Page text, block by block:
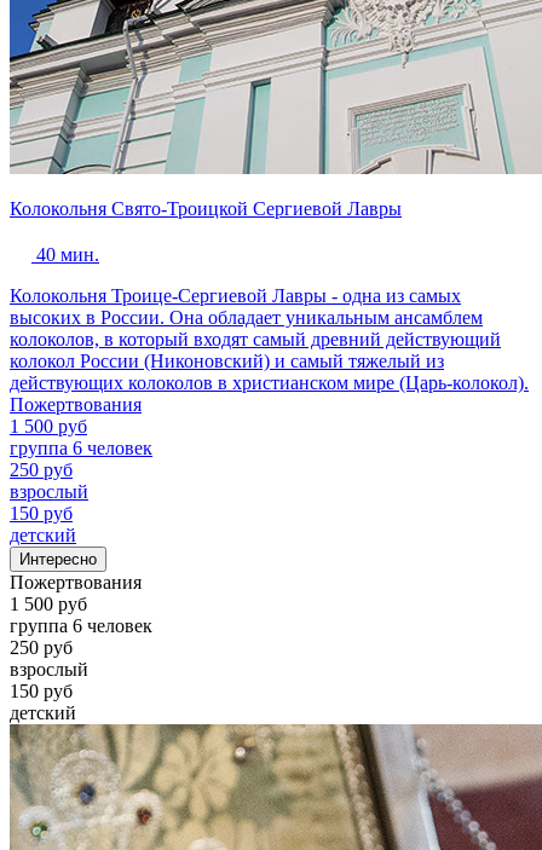
Колокольня Свято-Троицкой Сергиевой Лавры
40 мин.
Колокольня Троице-Сергиевой Лавры - одна из самых
высоких в России. Она обладает уникальным ансамблем
колоколов, в который входят самый древний действующий
колокол России (Никоновский) и самый тяжелый из
действующих колоколов в христианском мире (Царь-колокол).
Пожертвования
1 500 руб
группа 6 человек
250 руб
взрослый
150 руб
детский
Интересно
Пожертвования
1 500 руб
группа 6 человек
250 руб
взрослый
150 руб
детский